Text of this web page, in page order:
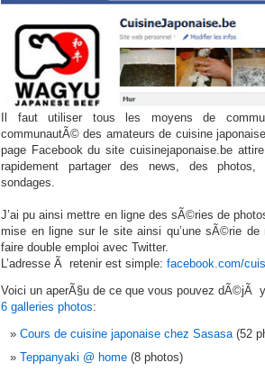
Il faut utiliser tous les moyens de
communautÃ© des amateurs de cuisine
page Facebook du site cuisinejaponaise.be
rapidement partager des news, des
sondages.
J’ai pu ainsi mettre en ligne des sÃ©ries de
mise en ligne sur le site ainsi qu’une sÃ©rie de
faire double emploi avec Twitter.
L’adresse Ã retenir est simple: facebook.com/
Voici un aperÃ§u de ce que vous pouvez dÃ©jÃ
6 galleries photos:
Cours de cuisine japonaise chez Sasasa (52
Teppanyaki @ home (8 photos)